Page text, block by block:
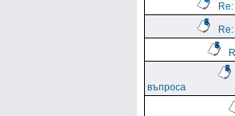
въпроса